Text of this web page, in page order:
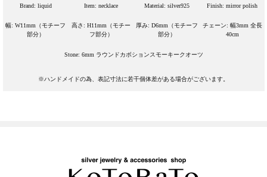
Brand: liquid Item: necklace Material: silver925 Finish: mirror polish
幅: W11mm（モチーフ
部分）
高さ: H11mm（モチー
フ部分）
厚み: D6mm（モチーフ
部分）
チェーン: 幅3mm 全長
40cm
Stone: 6mm ラウンドカボションスモーキークオーツ
※ハンドメイドの為、表記寸法に若干個体差がある場合がございます。